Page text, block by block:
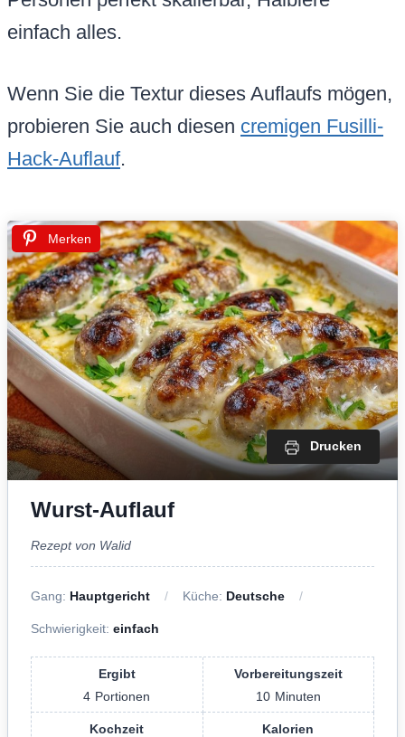
einfach alles.
Wenn Sie die Textur dieses Auflaufs mögen,
probieren Sie auch diesen cremigen Fusilli-
Hack-Auflauf.
Merken
Drucken
Wurst-Auflauf
Rezept von Walid
Gang: Hauptgericht Küche: Deutsche
Schwierigkeit: einfach
Ergibt
4 Portionen
Vorbereitungszeit
10 Minuten
Kochzeit
Kalorien